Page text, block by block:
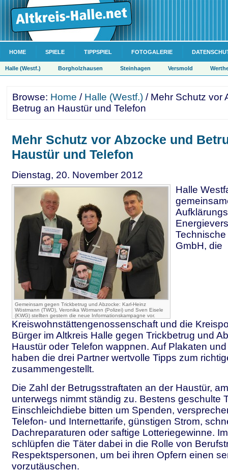
HOME SPIELE TIPPSPIEL FOTOGALERIE
Halle (Westf.) Borgholzhausen Steinhagen Versmold
Browse: Home / Halle (Westf.) / Mehr Schutz vor
Betrug an Haustür und Telefon
Mehr Schutz vor Abzocke und
Haustür und Telefon
Dienstag, 20. November 2012
Gemeinsam gegen Trickbetrug und Abzocke: Karl-Heinz
Wöstmann (TWO), Veronika Wörmann (Polizei) und Sven Eisele
(KWG) stellten gestern die neue Informationskampagne vor.
Halle
GmbH, die
Kreiswohnstättengenossenschaft und die
Bürger im Altkreis Halle gegen Trickbetrug und
Haustür oder Telefon wappnen. Auf Plakaten
haben die drei Partner wertvolle Tipps zum
zusammengestellt.
Die Zahl der Betrugsstraftaten an der Haustür,
unterwegs nimmt ständig zu. Bestens geschulte
Einschleichdiebe bitten um Spenden,
Telefon- und Internettarife, günstigen Strom,
Dachreparaturen oder saftige Lotteriegewinne.
schlüpfen die Täter dabei in die Rolle von
Respektspersonen, um bei ihren Opfern einen
vorzutäuschen.